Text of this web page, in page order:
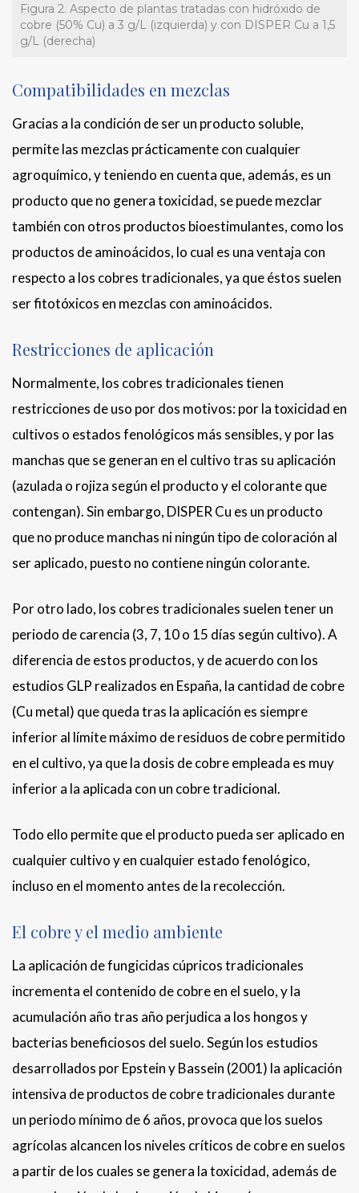
Figura 2. Aspecto de plantas tratadas con hidróxido de
cobre (50% Cu) a 3 g/L (izquierda) y con DISPER Cu a 1,5
g/L (derecha)
Compatibilidades en mezclas
Gracias a la condición de ser un producto soluble,
permite las mezclas prácticamente con cualquier
agroquímico, y teniendo en cuenta que, además, es un
producto que no genera toxicidad, se puede mezclar
también con otros productos bioestimulantes, como los
productos de aminoácidos, lo cual es una ventaja con
respecto a los cobres tradicionales, ya que éstos suelen
ser fitotóxicos en mezclas con aminoácidos.
Restricciones de aplicación
Normalmente, los cobres tradicionales tienen
restricciones de uso por dos motivos: por la toxicidad en
cultivos o estados fenológicos más sensibles, y por las
manchas que se generan en el cultivo tras su aplicación
(azulada o rojiza según el producto y el colorante que
contengan). Sin embargo, DISPER Cu es un producto
que no produce manchas ni ningún tipo de coloración al
ser aplicado, puesto no contiene ningún colorante.
Por otro lado, los cobres tradicionales suelen tener un
periodo de carencia (3, 7, 10 o 15 días según cultivo). A
diferencia de estos productos, y de acuerdo con los
estudios GLP realizados en España, la cantidad de cobre
(Cu metal) que queda tras la aplicación es siempre
inferior al límite máximo de residuos de cobre permitido
en el cultivo, ya que la dosis de cobre empleada es muy
inferior a la aplicada con un cobre tradicional.
Todo ello permite que el producto pueda ser aplicado en
cualquier cultivo y en cualquier estado fenológico,
incluso en el momento antes de la recolección.
El cobre y el medio ambiente
La aplicación de fungicidas cúpricos tradicionales
incrementa el contenido de cobre en el suelo, y la
acumulación año tras año perjudica a los hongos y
bacterias beneficiosos del suelo. Según los estudios
desarrollados por Epstein y Bassein (2001) la aplicación
intensiva de productos de cobre tradicionales durante
un periodo mínimo de 6 años, provoca que los suelos
agrícolas alcancen los niveles críticos de cobre en suelos
a partir de los cuales se genera la toxicidad, además de